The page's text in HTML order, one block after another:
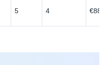
5 4 €88